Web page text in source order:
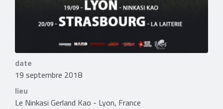
date
19 septembre 2018
lieu
Le Ninkasi Gerland Kao - Lyon, France